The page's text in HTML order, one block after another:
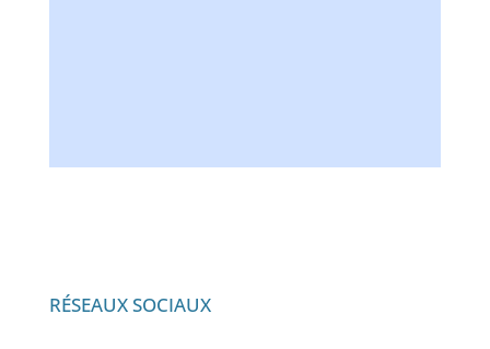
RÉSEAUX SOCIAUX